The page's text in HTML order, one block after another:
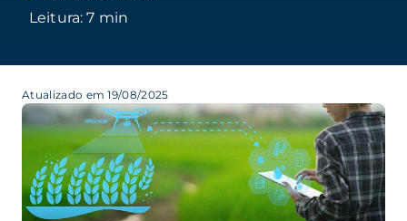
Atualizado em 19/08/2025